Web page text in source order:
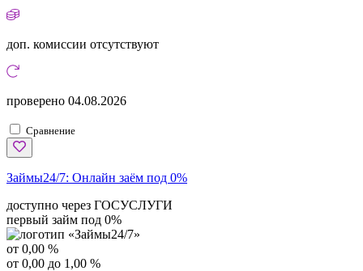
доп. комиссии отсутствуют
проверено 04.08.2026
Сравнение
Займы24/7: Онлайн заём под 0%
доступно через ГОСУСЛУГИ
первый займ под 0%
от 0,00 %
от 0,00 до 1,00 %